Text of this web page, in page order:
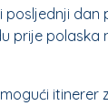
posljednji dan
prije polaska
itinerer